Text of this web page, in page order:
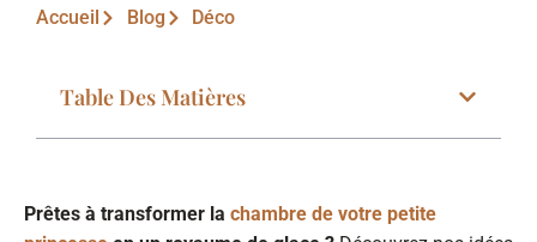
Accueil Blog Déco
Table Des Matières
Prêtes à transformer la chambre de votre petite